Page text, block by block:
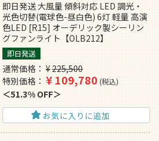
即日発送 大風量 傾斜対応 LED 調光・
光色切替(電球色-昼白色) 6灯 軽量 高演
色LED [R15] オーデリック製シーリン
グファンライト【OLB212】
即日発送
通常価格 ¥225,500
特別価格
¥109,780 税込
51.3% OFF
お気に入りに追加